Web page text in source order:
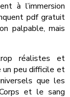
à l’immersion
pdf gratuit
palpable, mais
réalistes et
un peu difficile et
que les
et le sang